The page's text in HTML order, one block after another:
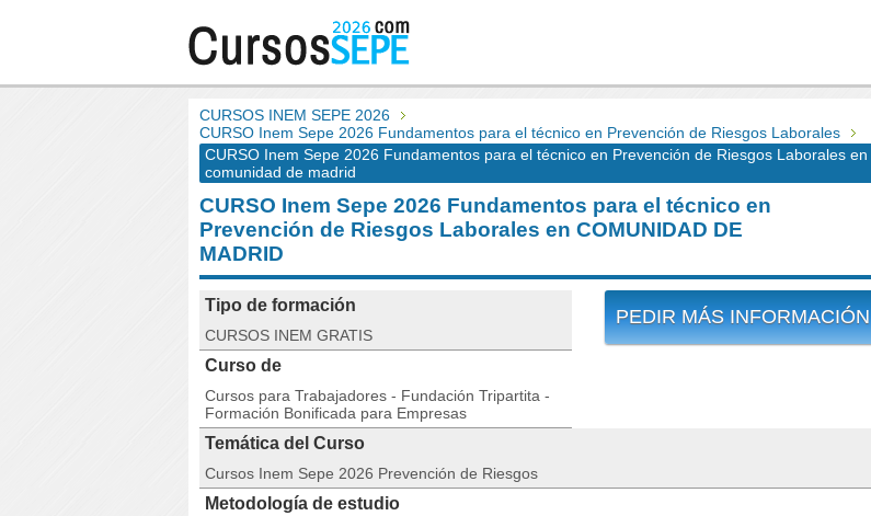
CURSOS INEM SEPE 2026
CURSO Inem Sepe 2026 Fundamentos para el técnico en Prevención de Riesgos Laborales
CURSO Inem Sepe 2026 Fundamentos para el técnico en Prevención de Riesgos Laborales en
comunidad de madrid
CURSO Inem Sepe 2026 Fundamentos para el técnico en
Prevención de Riesgos Laborales en COMUNIDAD DE
MADRID
PEDIR MÁS INFORMACIÓN
Tipo de formación
CURSOS INEM GRATIS
Curso de
Cursos para Trabajadores - Fundación Tripartita -
Formación Bonificada para Empresas
Temática del Curso
Cursos Inem Sepe 2026 Prevención de Riesgos
Metodología de estudio